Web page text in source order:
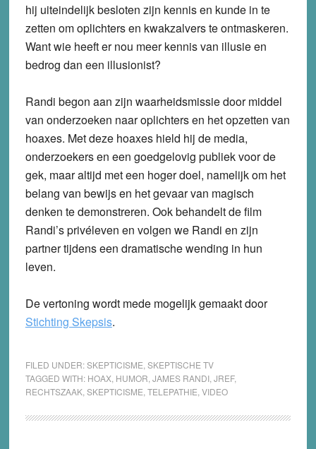
hij uiteindelijk besloten zijn kennis en kunde in te
zetten om oplichters en kwakzalvers te ontmaskeren.
Want wie heeft er nou meer kennis van illusie en
bedrog dan een illusionist?
Randi begon aan zijn waarheidsmissie door middel
van onderzoeken naar oplichters en het opzetten van
hoaxes. Met deze hoaxes hield hij de media,
onderzoekers en een goedgelovig publiek voor de
gek, maar altijd met een hoger doel, namelijk om het
belang van bewijs en het gevaar van magisch
denken te demonstreren. Ook behandelt de film
Randi’s privéleven en volgen we Randi en zijn
partner tijdens een dramatische wending in hun
leven.
De vertoning wordt mede mogelijk gemaakt door
Stichting Skepsis.
FILED UNDER:SKEPTICISME SKEPTISCHE TV
TAGGED WITH: HOAX, HUMOR JAMES RANDI, JREF,
RECHTSZAAK, SKEPTICISME TELEPATHIE VIDEO